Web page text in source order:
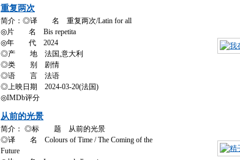
重复两次
简介：◎译 名 重复两次/Latin for all
◎片 名 Bis repetita
◎年 代 2024
◎产 地 法国,意大利
◎类 别 剧情
◎语 言 法语
◎上映日期 2024-03-20(法国)
◎IMDb评分
从前的光景
简介： ◎标 题 从前的光景
◎译 名 Colours of Time / The Coming of the
Future